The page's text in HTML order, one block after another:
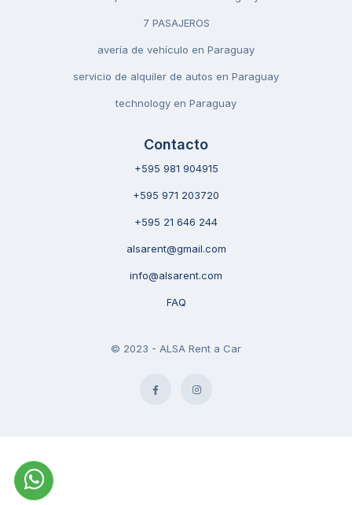
7 PASAJEROS
avería de vehículo en Paraguay
servicio de alquiler de autos en Paraguay
technology en Paraguay
Contacto
+595 981 904915
+595 971 203720
+595 21 646 244
alsarent@gmail.com
info@alsarent.com
FAQ
© 2023 - ALSA Rent a Car